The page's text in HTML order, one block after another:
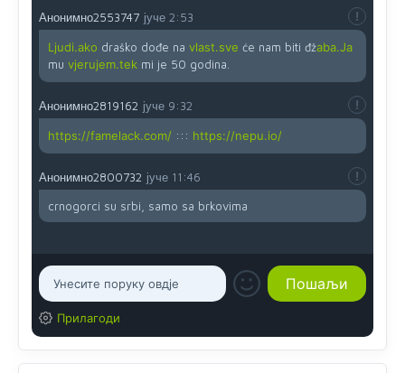
Анонимно2553747 јуче 2:53
Ljudi.ako draško dođe na vlast.sve će nam biti đžaba.Ja
mu vjerujem.tek mi je 50 godina.
Анонимно2819162 јуче 9:32
https://famelack.com/ ::: https://nepu.io/
Анонимно2800732 јуче 11:46
crnogorci su srbi, samo sa brkovima
Прилагоди